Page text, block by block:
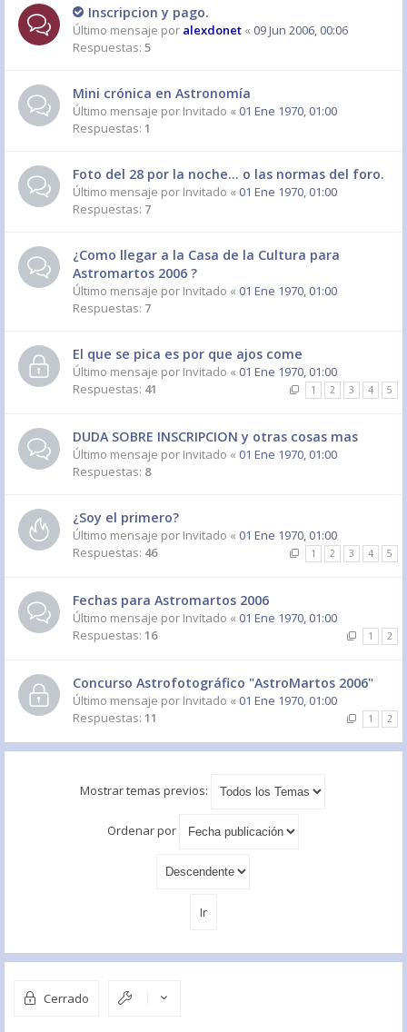
Inscripcion y pago.
Último mensaje por alexdonet « 09 Jun 2006, 00:06
Respuestas: 5
Mini crónica en Astronomía
Último mensaje por Invitado « 01 Ene 1970, 01:00
Respuestas: 1
Foto del 28 por la noche... o las normas del foro.
Último mensaje por Invitado « 01 Ene 1970, 01:00
Respuestas: 7
¿Como llegar a la Casa de la Cultura para
Astromartos 2006 ?
Último mensaje por Invitado « 01 Ene 1970, 01:00
Respuestas: 7
El que se pica es por que ajos come
Último mensaje por Invitado « 01 Ene 1970, 01:00
Respuestas: 41 1 2 3 4 5
DUDA SOBRE INSCRIPCION y otras cosas mas
Último mensaje por Invitado « 01 Ene 1970, 01:00
Respuestas: 8
¿Soy el primero?
Último mensaje por Invitado « 01 Ene 1970, 01:00
Respuestas: 46 1 2 3 4 5
Fechas para Astromartos 2006
Último mensaje por Invitado « 01 Ene 1970, 01:00
Respuestas: 16 1 2
Concurso Astrofotográfico "AstroMartos 2006"
Último mensaje por Invitado « 01 Ene 1970, 01:00
Respuestas: 11 1 2
Mostrar temas previos:
Ordenar por
Cerrado